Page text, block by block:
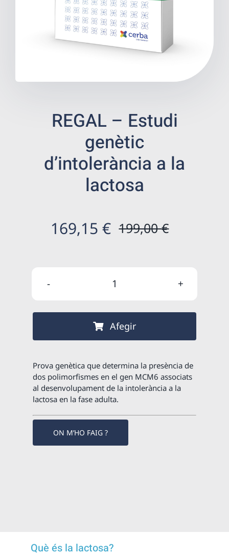
Prevenció
Botiga de salut
Centres ecommerce
Resultats
REGAL – Estudi
genètic
d’intolerància a la
lactosa
199,00€El
original
169,15 €
El
actual
quantitat
-
genètic
d'intolerància
a
la
lactosa
Afegir
Prova genètica que determina la presència de
dos polimorfismes en el gen MCM6 associats
al desenvolupament de la intolerància a la
lactosa en la fase adulta.
ON M’HO FAIG ?
Què és la lactosa?